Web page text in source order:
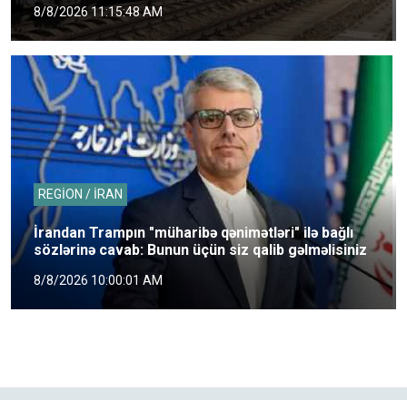
8/8/2026 11:15:48 AM
REGİON / İRAN
İrandan Trampın "müharibə qənimətləri" ilə bağlı
sözlərinə cavab: Bunun üçün siz qalib gəlməlisiniz
8/8/2026 10:00:01 AM